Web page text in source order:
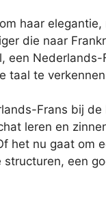
haar
die naar
een
taal te
Frans bij
leren en
het nu gaat om
structuren, een